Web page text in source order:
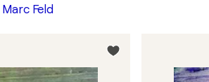
Marc Feld